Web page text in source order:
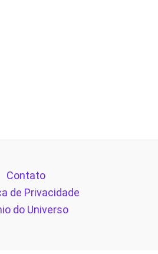
Contato
de Privacidade
do Universo